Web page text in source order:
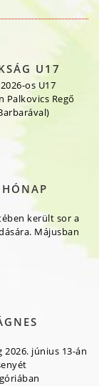
U17
os U17
Palkovics Regő
került sor a
Májusban
2026. június 13-án